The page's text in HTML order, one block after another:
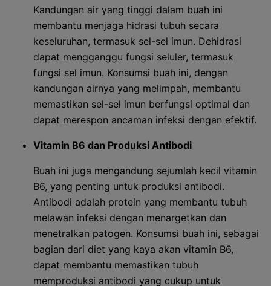
Kandungan air yang tinggi dalam buah ini
membantu menjaga hidrasi tubuh secara
keseluruhan, termasuk sel-sel imun. Dehidrasi
dapat mengganggu fungsi seluler, termasuk
fungsi sel imun. Konsumsi buah ini, dengan
kandungan airnya yang melimpah, membantu
memastikan sel-sel imun berfungsi optimal dan
dapat merespon ancaman infeksi dengan efektif.
Vitamin B6 dan Produksi Antibodi
Buah ini juga mengandung sejumlah kecil vitamin
B6, yang penting untuk produksi antibodi.
Antibodi adalah protein yang membantu tubuh
melawan infeksi dengan menargetkan dan
menetralkan patogen. Konsumsi buah ini, sebagai
bagian dari diet yang kaya akan vitamin B6,
dapat membantu memastikan tubuh
memproduksi antibodi yang cukup untuk